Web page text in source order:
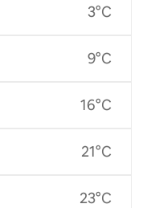
3°C
9°C
16°C
21°C
23°C